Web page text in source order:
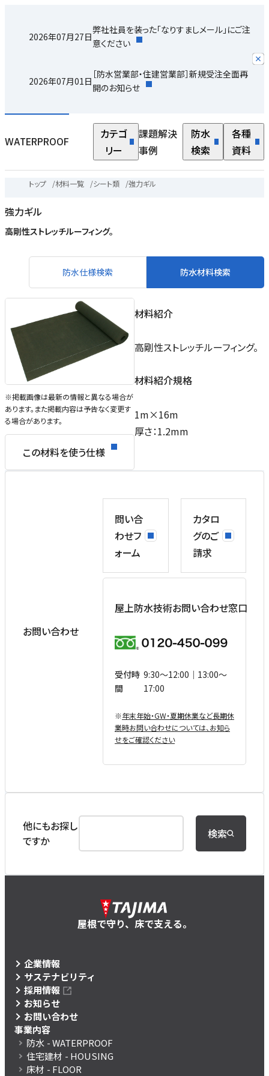
2026年07月27日
弊社社員を装った「なりすましメール」にご注
意ください
2026年07月01日
［防水営業部・住建営業部］新規受注全面再
開のお知らせ
WATERPROOF
カテゴ
リー
課題解決
事例
防水
検索
各種
資料
トップ /材料一覧 /シート類 /強力ギル
強力ギル
高剛性ストレッチルーフィング。
防水仕様検索 防水材料検索
※掲載画像は最新の情報と異なる場合が
あります。また掲載内容は予告なく変更す
る場合があります。
この材料を使う仕様
材料紹介
高剛性ストレッチルーフィング。
材料紹介規格
1m×16m
厚さ：1.2mm
お問い合わせ
問い合
わせフ
ォーム
カタロ
グのご
請求
屋上防水技術お問い合わせ窓口
受付時
間
9:30〜12:00｜13:00〜
17:00
※年末年始・GW・夏期休業など⻑期休
業時お問い合わせについては、お知ら
せをご確認ください
他にもお探し
ですか
検索
屋根で守り、床で支える。
企業情報
サステナビリティ
採用情報
お知らせ
お問い合わせ
事業内容
防水 - WATERPROOF
住宅建材 - HOUSING
床材 - FLOOR